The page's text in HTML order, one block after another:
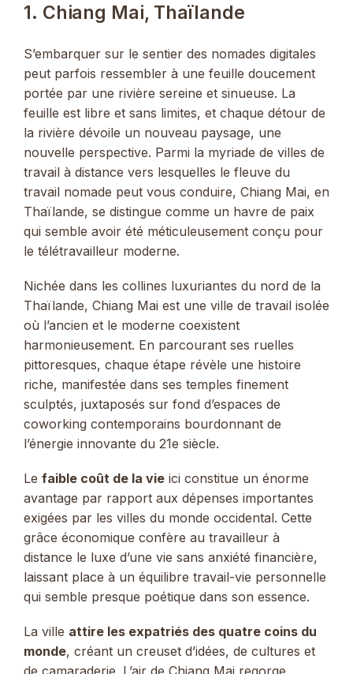
1. Chiang Mai, Thaïlande
S’embarquer sur le sentier des nomades digitales
peut parfois ressembler à une feuille doucement
portée par une rivière sereine et sinueuse. La
feuille est libre et sans limites, et chaque détour de
la rivière dévoile un nouveau paysage, une
nouvelle perspective. Parmi la myriade de villes de
travail à distance vers lesquelles le fleuve du
travail nomade peut vous conduire, Chiang Mai, en
Thaïlande, se distingue comme un havre de paix
qui semble avoir été méticuleusement conçu pour
le télétravailleur moderne.
Nichée dans les collines luxuriantes du nord de la
Thaïlande, Chiang Mai est une ville de travail isolée
où l’ancien et le moderne coexistent
harmonieusement. En parcourant ses ruelles
pittoresques, chaque étape révèle une histoire
riche, manifestée dans ses temples finement
sculptés, juxtaposés sur fond d’espaces de
coworking contemporains bourdonnant de
l’énergie innovante du 21e siècle.
Le faible coût de la vie ici constitue un énorme
avantage par rapport aux dépenses importantes
exigées par les villes du monde occidental. Cette
grâce économique confère au travailleur à
distance le luxe d’une vie sans anxiété financière,
laissant place à un équilibre travail-vie personnelle
qui semble presque poétique dans son essence.
La ville attire les expatriés des quatre coins du
monde, créant un creuset d’idées, de cultures et